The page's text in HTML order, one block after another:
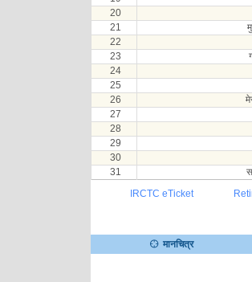
20
21
22
23
24
25
26
27
28
29
30
31
IRCTC eTicket
मानचित्र